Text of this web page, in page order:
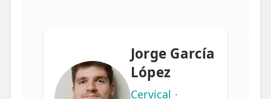
Jorge García
López
Cervical ·